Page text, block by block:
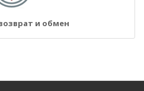
и обмен